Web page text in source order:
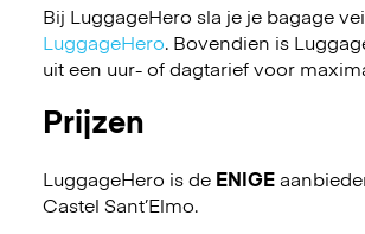
Bij LuggageHero sla je je bagage
LuggageHero. Bovendien is
uit een uur- of dagtarief voor
Prijzen
LuggageHero is de ENIGE
Castel Sant’Elmo.